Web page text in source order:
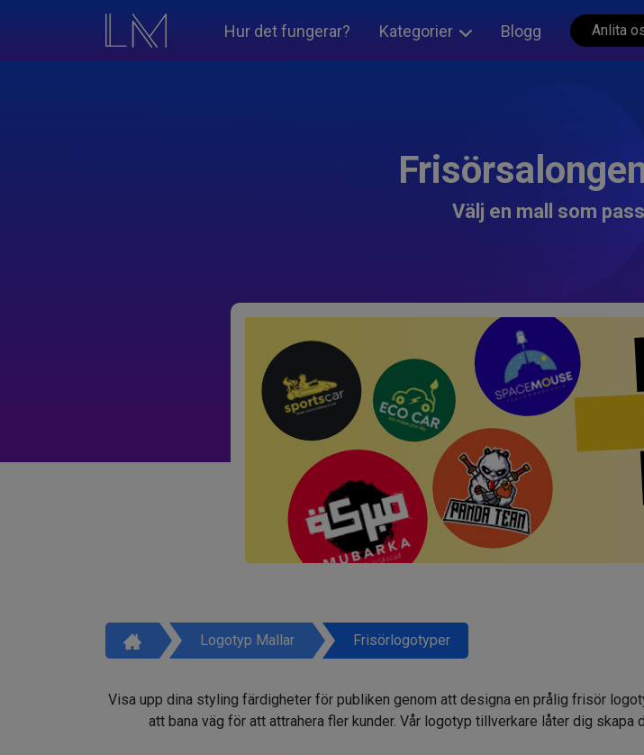
Hur det fungerar? Kategorier Blogg Anlita
Välj en mall som
Logotyp Mallar Frisörlogotyper
Visa upp dina styling färdigheter för publiken genom att designa en prålig frisör
att bana väg för att attrahera fler kunder. Vår logotyp tillverkare låter dig